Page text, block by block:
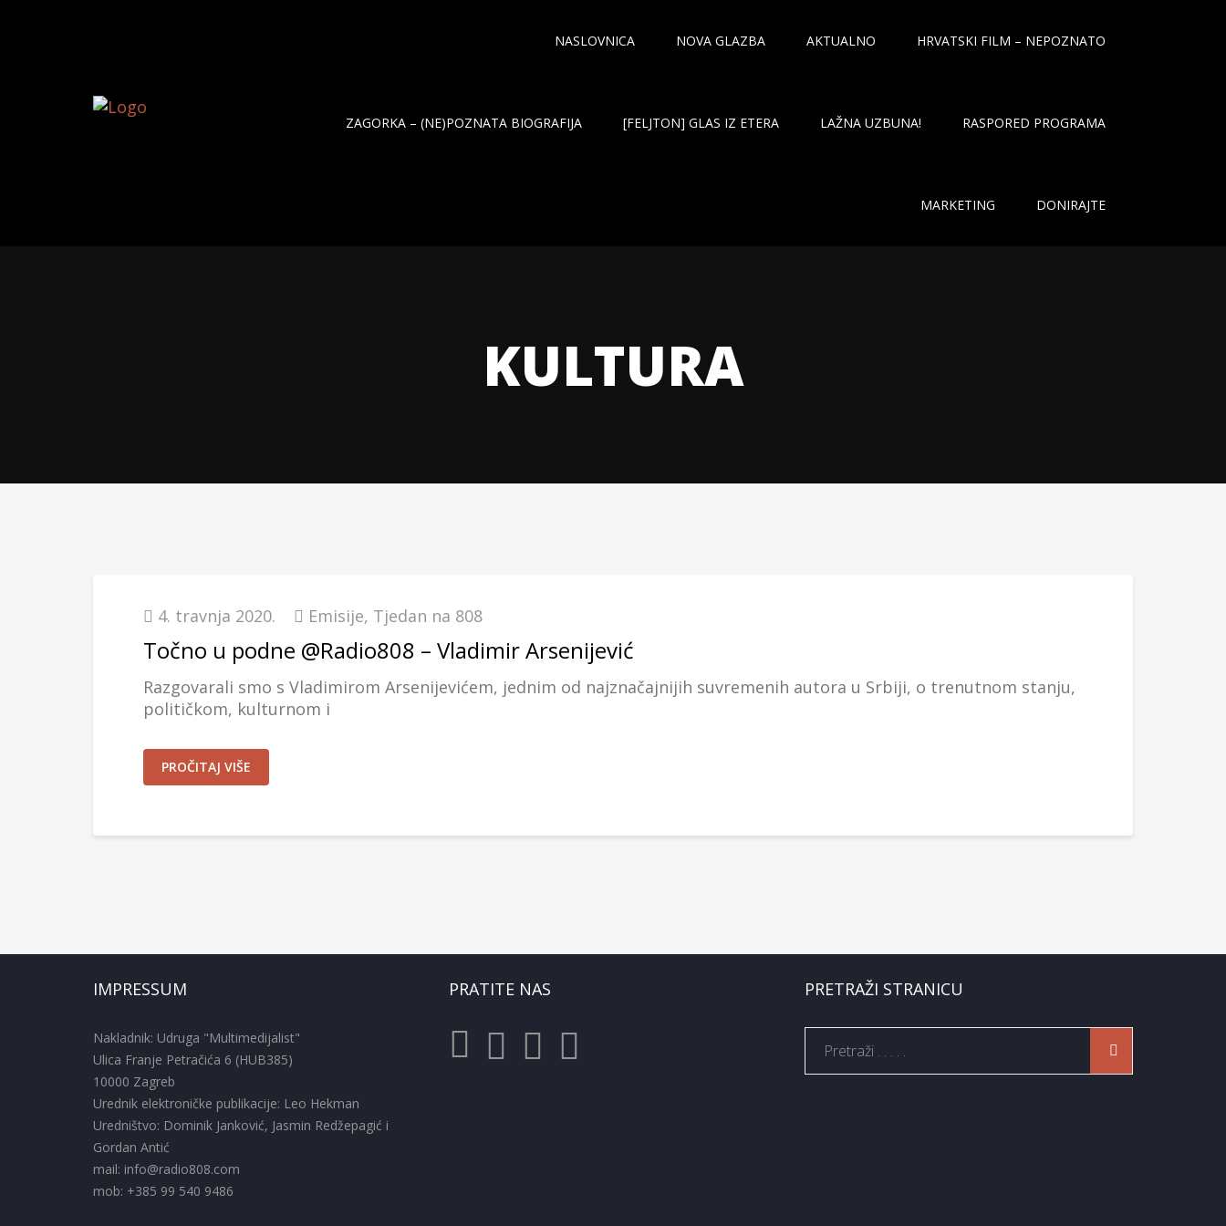
NASLOVNICA NOVA GLAZBA AKTUALNO HRVATSKI FILM – NEPOZNATO
ZAGORKA – (NE)POZNATA BIOGRAFIJA [FELJTON] GLAS IZ ETERA LAŽNA UZBUNA! RASPORED PROGRAMA
MARKETING DONIRAJTE
KULTURA
4. travnja 2020. Emisije, Tjedan na 808
Točno u podne @Radio808 – Vladimir Arsenijević
Razgovarali smo s Vladimirom Arsenijevićem, jednim od najznačajnijih suvremenih autora u Srbiji, o trenutnom stanju,
političkom, kulturnom i
PROČITAJ VIŠE
IMPRESSUM
Nakladnik: Udruga "Multimedijalist"
Ulica Franje Petračića 6 (HUB385)
10000 Zagreb
Urednik elektroničke publikacije: Leo Hekman
Uredništvo: Dominik Janković, Jasmin Redžepagić i
Gordan Antić
mail: info@radio808.com
mob: +385 99 540 9486
PRATITE NAS PRETRAŽI STRANICU